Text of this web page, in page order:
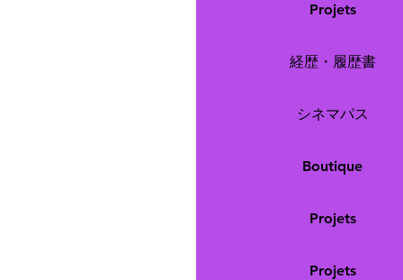
Projets
経歴・履歴書
シネマパス
Boutique
Projets
Projets